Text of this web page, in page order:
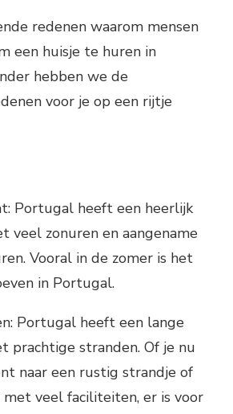
redenen waarom mensen
een huisje te huren in
hebben we de
voor je op een rijtje
Portugal heeft een heerlijk
veel zonuren en aangename
Vooral in de zomer is het
in Portugal.
Portugal heeft een lange
prachtige stranden. Of je nu
naar een rustig strandje of
veel faciliteiten, er is voor